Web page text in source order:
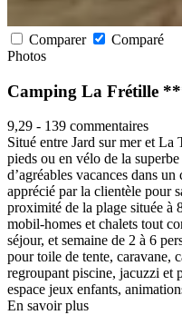
Comparer
Comparé
Photos
Camping La Frétille
9,29 - 139 commentaires
Situé entre Jard sur mer et La
pieds ou en vélo de la
d’agréables vacances dans
apprécié par la clientèle pour
proximité de la plage située à
mobil-homes et chalets tout
séjour, et semaine de 2 à 6
pour toile de tente, caravane,
regroupant piscine, jacuzzi et
espace jeux enfants,
En savoir plus